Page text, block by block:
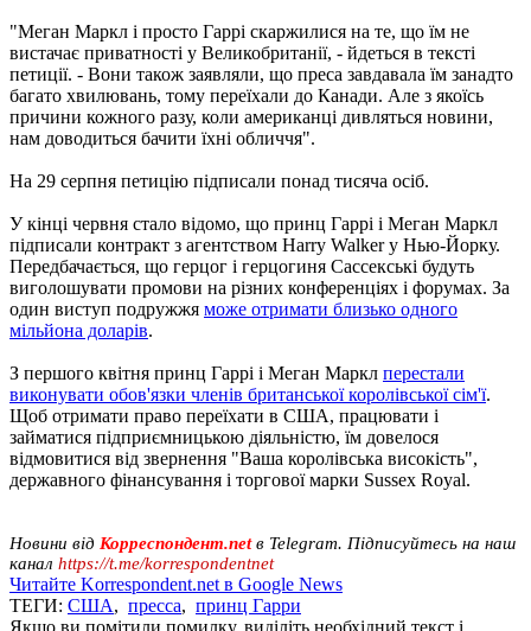
"Меган Маркл і просто Гаррі скаржилися на те, що їм не
вистачає приватності у Великобританії, - йдеться в тексті
петиції. - Вони також заявляли, що преса завдавала їм занадто
багато хвилювань, тому переїхали до Канади. Але з якоїсь
причини кожного разу, коли американці дивляться новини,
нам доводиться бачити їхні обличчя".
На 29 серпня петицію підписали понад тисяча осіб.
У кінці червня стало відомо, що принц Гаррі і Меган Маркл
підписали контракт з агентством Harry Walker у Нью-Йорку.
Передбачається, що герцог і герцогиня Сассекські будуть
виголошувати промови на різних конференціях і форумах. За
один виступ подружжя може отримати близько одного
мільйона доларів.
З першого квітня принц Гаррі і Меган Маркл перестали
виконувати обов'язки членів британської королівської сім'ї.
Щоб отримати право переїхати в США, працювати і
займатися підприємницькою діяльністю, їм довелося
відмовитися від звернення "Ваша королівська високість",
державного фінансування і торгової марки Sussex Royal.
Новини від Корреспондент.netв Telegram. Підписуйтесь на наш
канал https://t.me/korrespondentnet
Читайте Korrespondent.net в Google News
ТЕГИ: США, пресса, принц Гарри
Якщо ви помітили помилку, виділіть необхідний текст і